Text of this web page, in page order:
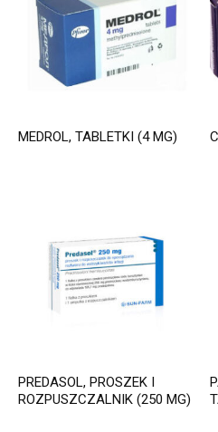
MEDROL, TABLETKI (4 MG)
PREDASOL, PROSZEK I
ROZPUSZCZALNIK (250 MG)